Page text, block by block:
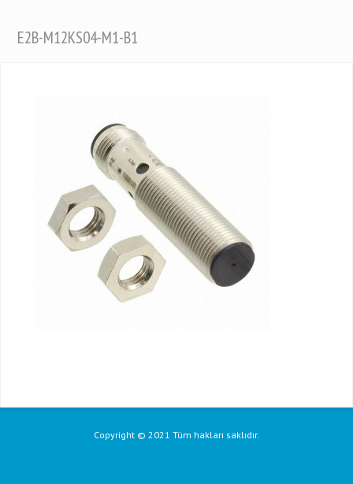
E2B-M12KS04-M1-B1
Copyright © 2021 Tüm hakları saklıdır.